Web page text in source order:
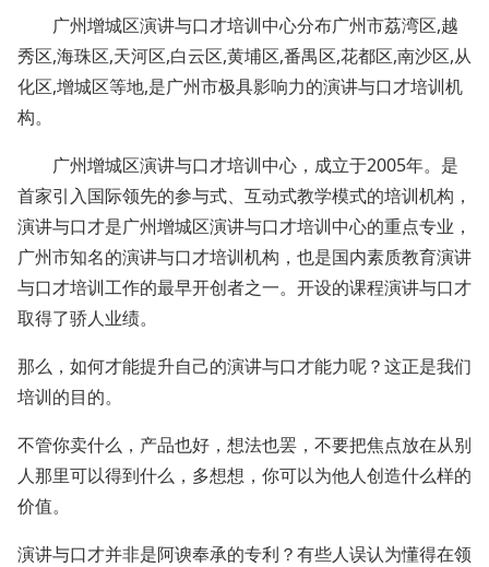
广州增城区演讲与口才培训中心分布广州市荔湾区,越
秀区,海珠区,天河区,白云区,黄埔区,番禺区,花都区,南沙区,从
化区,增城区等地,是广州市极具影响力的演讲与口才培训机
构。
广州增城区演讲与口才培训中心，成立于2005年。是
首家引入国际领先的参与式、互动式教学模式的培训机构，
演讲与口才是广州增城区演讲与口才培训中心的重点专业，
广州市知名的演讲与口才培训机构，也是国内素质教育演讲
与口才培训工作的最早开创者之一。开设的课程演讲与口才
取得了骄人业绩。
那么，如何才能提升自己的演讲与口才能力呢？这正是我们
培训的目的。
不管你卖什么，产品也好，想法也罢，不要把焦点放在从别
人那里可以得到什么，多想想，你可以为他人创造什么样的
价值。
演讲与口才并非是阿谀奉承的专利？有些人误认为懂得在领